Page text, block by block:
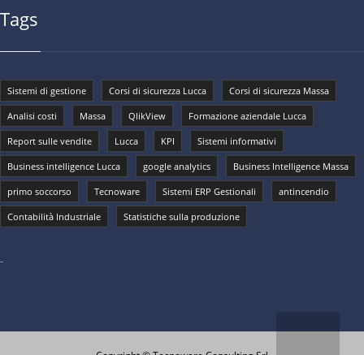
Tags
Sistemi di gestione Corsi di sicurezza Lucca Corsi di sicurezza Massa
Analisi costi Massa QlikView Formazione aziendale Lucca
Report sulle vendite Lucca KPI Sistemi informativi
Business intelligence Lucca google analytics Business Intelligence Massa
primo soccorso Tecnoware Sistemi ERP Gestionali antincendio
Contabilità Industriale Statistiche sulla produzione
-